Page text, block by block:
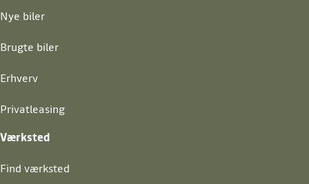
Nye biler
Brugte biler
Erhverv
Privatleasing
Værksted
Find værksted